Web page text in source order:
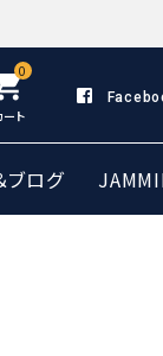
0
ート
ブログ